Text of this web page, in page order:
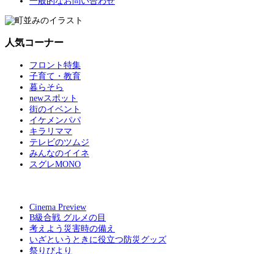
人気コーナー
フロント特集
子育て・教育
暮らそら
newスポット
街のイベント
イケメンパパ
キラリママ
テレビのツムジ
みんなのイイネ
スグレMONO
Cinema Preview
B級合戦 グルメの目
考えよう災害時の備え
いざというときに役立つ防災グッズ
祭りびより